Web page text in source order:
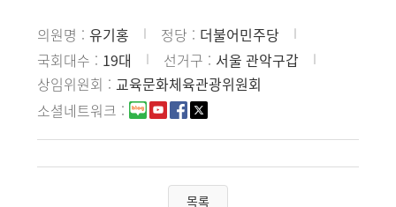
의원명 유기홍 정당
더불어민주당
국회대수
19대 선거구
서울 관악구갑
상임위원회
교육문화체육관광위원회
소셜네트워크
목록